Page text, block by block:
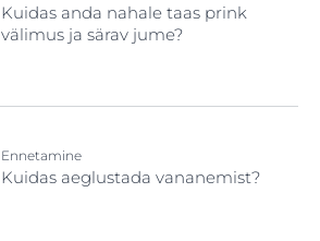
Kuidas anda nahale taas prink
välimus ja särav jume?
Ennetamine
Kuidas aeglustada vananemist?